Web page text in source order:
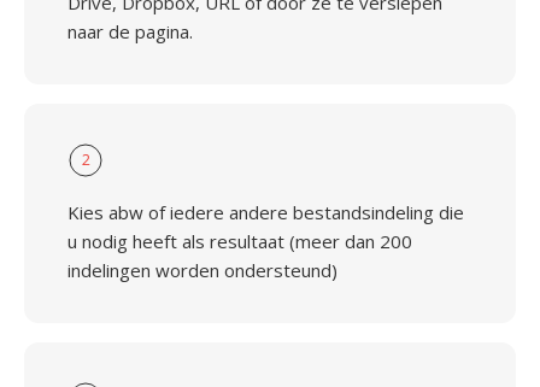
naar de pagina.
2
Kies abw of iedere andere bestandsindeling die
u nodig heeft als resultaat (meer dan 200
indelingen worden ondersteund)